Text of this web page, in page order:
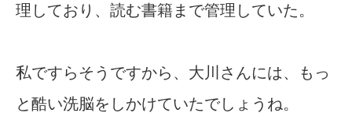
理しており、読む書籍まで管理していた。
私ですらそうですから、大川さんには、もっ
と酷い洗脳をしかけていたでしょうね。